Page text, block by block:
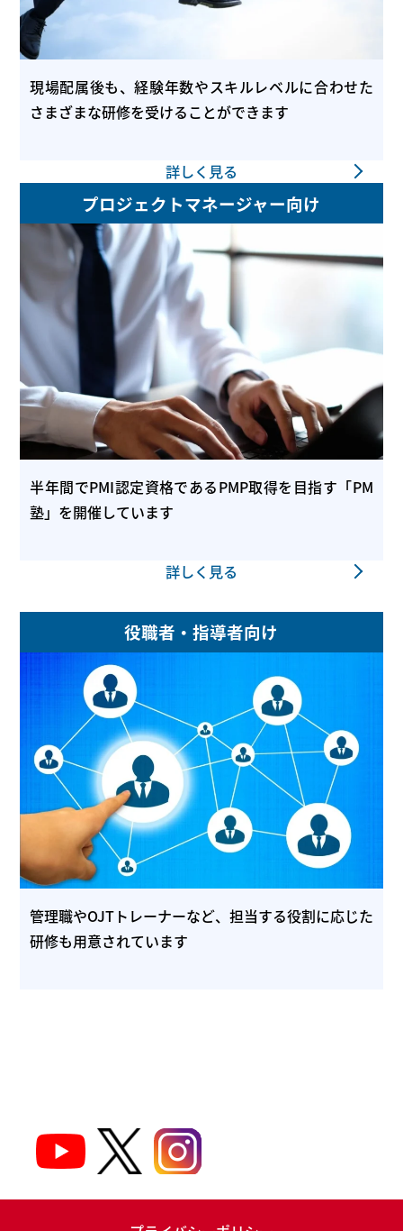
現場配属後も、経験年数やスキルレベルに合わせた
さまざまな研修を受けることができます
詳しく見る
プロジェクトマネージャー向け
半年間でPMI認定資格であるPMP取得を目指す「PM
塾」を開催しています
詳しく見る
役職者・指導者向け
管理職やOJTトレーナーなど、担当する役割に応じた
研修も用意されています